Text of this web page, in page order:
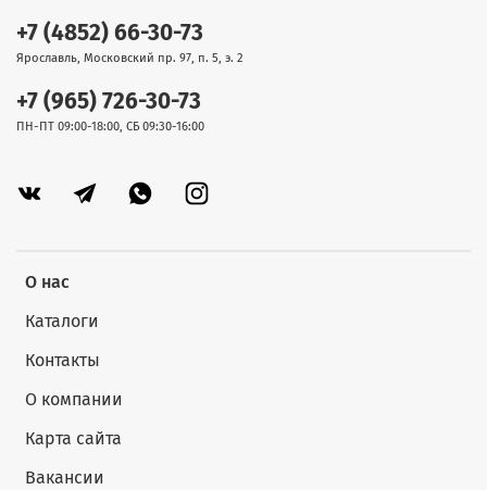
О нас
Каталоги
Контакты
О компании
Карта сайта
Вакансии
+7 (4852) 66-30-73
Ярославль, Московский пр. 97, п. 5, э. 2
+7 (965) 726-30-73
ПН-ПТ 09:00-18:00, СБ 09:30-16:00